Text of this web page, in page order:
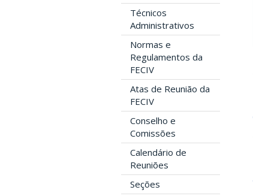
Técnicos
Administrativos
Normas e
Regulamentos da
FECIV
Atas de Reunião da
FECIV
Conselho e
Comissões
Calendário de
Reuniões
Seções